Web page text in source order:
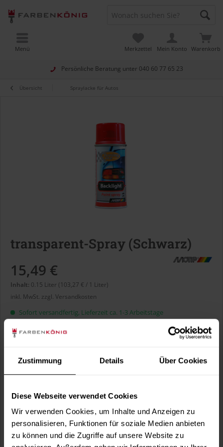
Zustimmung Details Über Cookies
Diese Webseite verwendet Cookies
Wir verwenden Cookies, um Inhalte und Anzeigen zu
personalisieren, Funktionen für soziale Medien anbieten
zu können und die Zugriffe auf unsere Website zu
Persönliche Beratung unter 040 60 77 65 23
Warenkorb
Merkzettel Mein Konto
Menü
Übersicht Spraylacke für Autos
transparent-Spray (Schwarz)
15,49 €
Inhalt: 0.15 Liter (103,27 € / 1 Liter)
inkl. MwSt. zzgl. Versandkosten
Sofort versandfertig, Lieferzeit ca. 1-3 Arbeitstage
Liter:
Merken Fragen zum Artikel?